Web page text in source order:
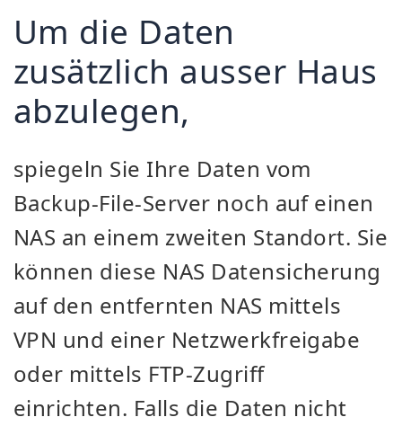
Um die Daten
zusätzlich ausser Haus
abzulegen,
spiegeln Sie Ihre Daten vom
Backup-File-Server noch auf einen
NAS an einem zweiten Standort. Sie
können diese NAS Datensicherung
auf den entfernten NAS mittels
VPN und einer Netzwerkfreigabe
oder mittels FTP-Zugriff
einrichten. Falls die Daten nicht